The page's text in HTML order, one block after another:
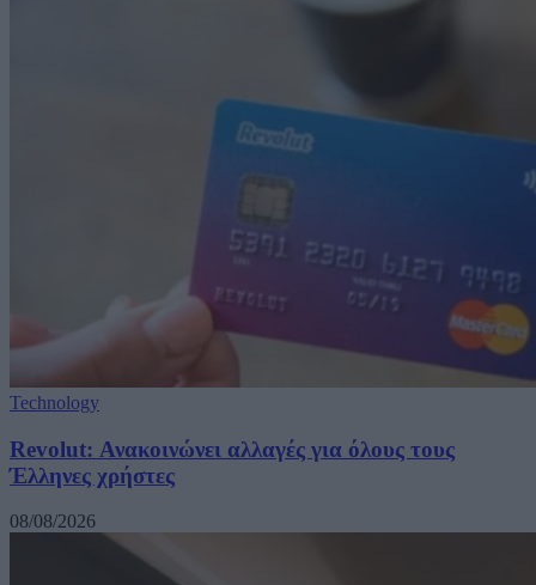
Technology
Revolut: Ανακοινώνει αλλαγές για όλους τους
Έλληνες χρήστες
08/08/2026